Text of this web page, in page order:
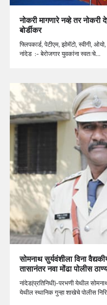
नोकरी मागणारे नव्हे तर नोकरी
बोर्डीकर
फ्लिपकार्ड, पेटीएम, झोमॅटो, स्वीगी,
नांदेड :- बेरोजगार युवकांना स्वतःचे…
सोमनाथ सुर्यवंशीला विना
तासानंतर नवा मोंढा पोलीस
नांदेड(प्रतिनिधी)-परभणी येथील
येथील स्थानिक गुन्हा शाखेचे पोलीस